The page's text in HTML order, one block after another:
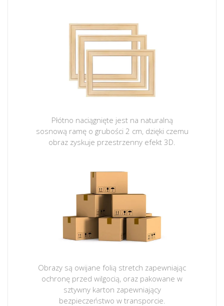
Płótno naciągnięte jest na naturalną
sosnową ramę o grubości 2 cm, dzięki czemu
obraz zyskuje przestrzenny efekt 3D.
Obrazy są owijane folią stretch zapewniając
ochronę przed wilgocią, oraz pakowane w
sztywny karton zapewniający
bezpieczeństwo w transporcie.